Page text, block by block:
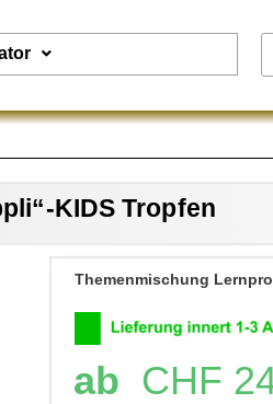
KIDS Tropfen
Themenmischung
ab CHF